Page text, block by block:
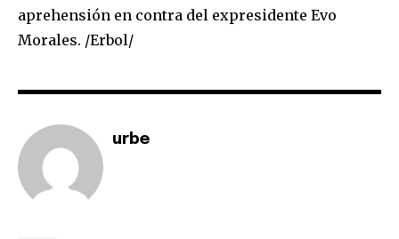
To subscribe, simply enter your email address on our website
or click the subscribe button below. Don't worry, we respect
your privacy and won't spam your inbox. Your information is
aprehensión en contra del expresidente Evo
Morales. /Erbol/
urbe